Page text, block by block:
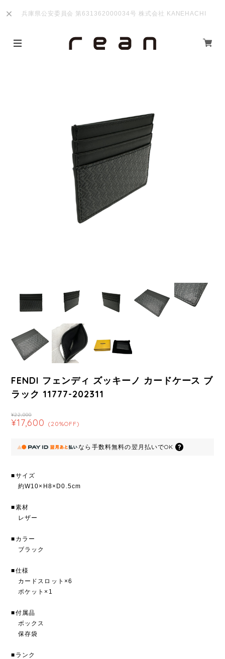
兵庫県公安委員会 第631362000034号 株式会社 KANEHACHI
FENDI フェンディ ズッキーノ カードケース ブ
ラック 11777-202311
¥22,000
¥17,600 (20%OFF)
なら 手数料無料の翌月払いでOK
■サイズ
約W10×H8×D0.5cm
■素材
レザー
■カラー
ブラック
■仕様
カードスロット×6
ポケット×1
■付属品
ボックス
保存袋
■ランク